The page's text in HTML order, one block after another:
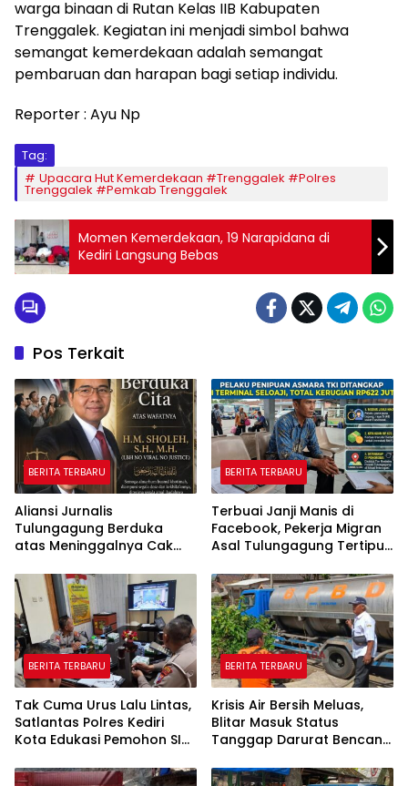
warga binaan di Rutan Kelas IIB Kabupaten
Trenggalek. Kegiatan ini menjadi simbol bahwa
semangat kemerdekaan adalah semangat
pembaruan dan harapan bagi setiap individu.
Reporter : Ayu Np
Tag:
Upacara Hut Kemerdekaan #Trenggalek #Polres
Trenggalek #Pemkab Trenggalek
Momen Kemerdekaan, 19 Narapidana di
Kediri Langsung Bebas
Pos Terkait
BERITA TERBARU
Aliansi Jurnalis
Tulungagung Berduka
atas Meninggalnya Cak
“Beliau Pejuang Keadilan
yang Vokal”
BERITA TERBARU
Terbuai Janji Manis di
Facebook, Pekerja Migran
Asal Tulungagung Tertipu
BERITA TERBARU
Tak Cuma Urus Lalu Lintas,
Satlantas Polres Kediri
Kota Edukasi Pemohon SIM
Pelatihan AI
BERITA TERBARU
Krisis Air Bersih Meluas,
Blitar Masuk Status
Tanggap Darurat Bencana